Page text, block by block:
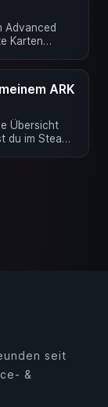
Advanced
Karten
ARK
Übersicht
du im Steam
seit
&